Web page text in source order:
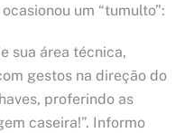
um “tumulto”:
sua área técnica,
gestos na direção do
proferindo as
caseira!”. Informo